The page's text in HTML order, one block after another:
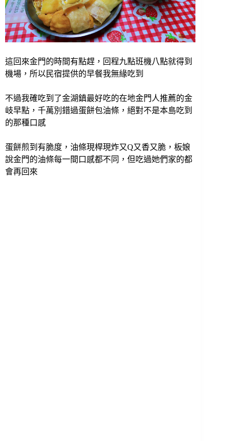
這回來金門的時間有點趕，回程九點班機八點就得到
機場，所以民宿提供的早餐我無緣吃到
不過我確吃到了金湖鎮最好吃的在地金門人推薦的金
岐早點，千萬別錯過蛋餅包油條，絕對不是本島吃到
的那種口感
蛋餅煎到有脆度，油條現桿現炸又Q又香又脆，板娘
說金門的油條每一間口感都不同，但吃過她們家的都
會再回來